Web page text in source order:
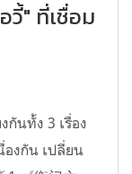
วี้" ที่เชื่อม
กันทั้ง 3 เรื่อง
องกัน เปลี่ยน